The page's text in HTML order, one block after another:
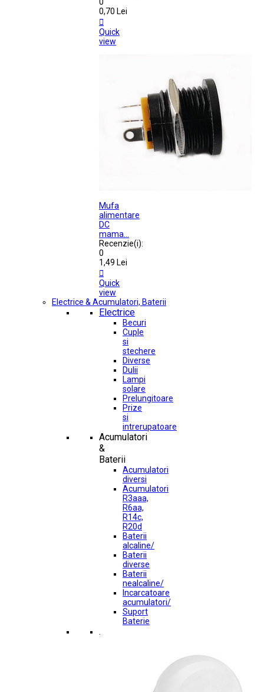
0,70 Lei

Quick
view
Mufa
alimentare
DC
mama...
Recenzie(i):
0
1,49 Lei

Quick
view
Electrice & Acumulatori, Baterii
Electrice
Becuri
Cuple
si
stechere
Diverse
Dulii
Lampi
solare
Prelungitoare
Prize
si
intrerupatoare
Acumulatori
&
Baterii
Acumulatori
diversi
Acumulatori
R3aaa,
R6aa,
R14c,
R20d
Baterii
alcaline/
Baterii
diverse
Baterii
nealcaline/
Incarcatoare
acumulatori/
Suport
Baterie
.